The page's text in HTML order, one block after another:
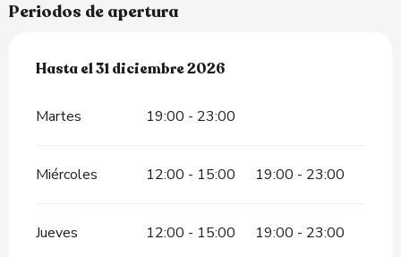
Periodos de apertura
Del15 enero 2026al31 diciembre 2026
Hasta el31 diciembre 2026
Martes 19:00 - 23:00
Miércoles 12:00 - 15:00 19:00 - 23:00
Jueves 12:00 - 15:00 19:00 - 23:00